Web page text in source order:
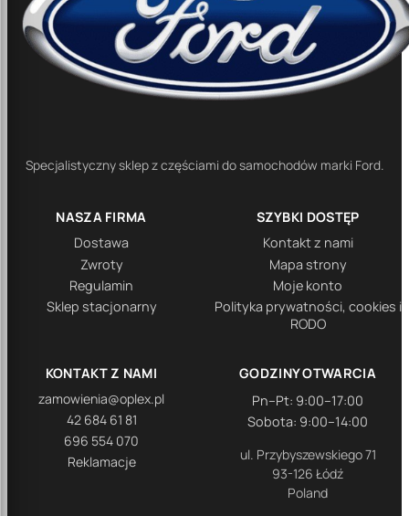
Specjalistyczny sklep z częściami do samochodów marki Ford.
NASZA FIRMA
Dostawa
Zwroty
Regulamin
Sklep stacjonarny
SZYBKI DOSTĘP
Kontakt z nami
Mapa strony
Moje konto
Polityka prywatności, cookies i
RODO
KONTAKT Z NAMI
zamowienia@oplex.pl
42 684 61 81
696 554 070
Reklamacje
GODZINY OTWARCIA
Pn–Pt: 9:00–17:00
Sobota: 9:00–14:00
ul. Przybyszewskiego 71
93-126 Łódź
Poland